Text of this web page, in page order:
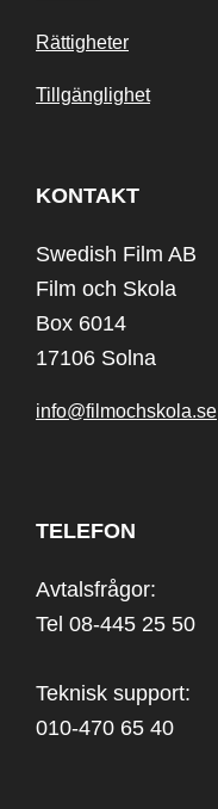
Rättigheter
Tillgänglighet
KONTAKT
Swedish Film AB
Film och Skola
Box 6014
17106 Solna
info@filmochskola.se
TELEFON
Avtalsfrågor:
Tel 08-445 25 50
Teknisk support:
010-470 65 40